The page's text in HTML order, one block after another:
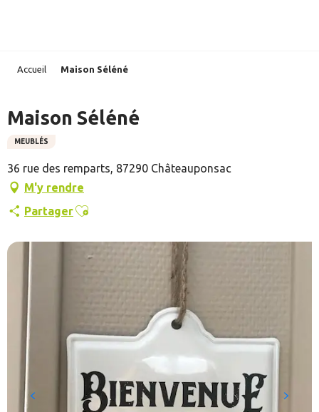
Accueil Maison Séléné
Maison Séléné
MEUBLÉS
36 rue des remparts, 87290 Châteauponsac
M'y rendre
PartagerAjouter aux favoris